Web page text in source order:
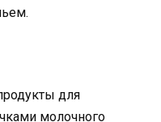
для
молочного